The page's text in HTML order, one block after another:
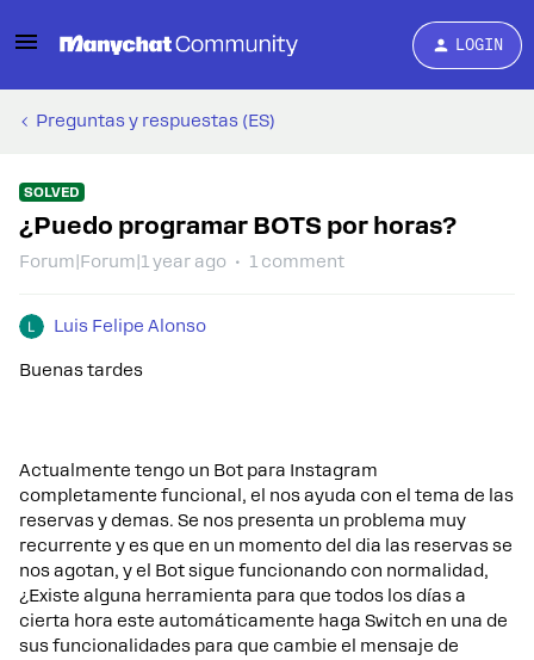
LOGIN
Preguntas y respuestas (ES)
SOLVED
¿Puedo programar BOTS por horas?
Forum|Forum|1 year ago 1 comment
Luis Felipe Alonso
Buenas tardes
Actualmente tengo un Bot para Instagram
completamente funcional, el nos ayuda con el tema de las
reservas y demas. Se nos presenta un problema muy
recurrente y es que en un momento del dia las reservas se
nos agotan, y el Bot sigue funcionando con normalidad,
¿Existe alguna herramienta para que todos los días a
cierta hora este automáticamente haga Switch en una de
sus funcionalidades para que cambie el mensaje de